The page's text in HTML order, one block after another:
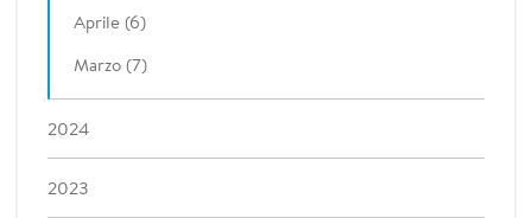
Aprile (6)
Marzo (7)
2024
2023